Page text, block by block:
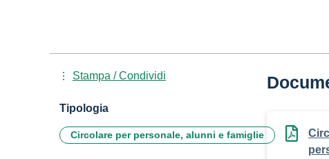
Stampa / Condividi
Tipologia
Circolare per personale, alunni e famiglie